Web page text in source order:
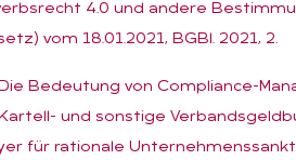
4.0 und andere
vom 18.01.2021, BGBl. 2021, 2.
Bedeutung von Compliance-
und sonstige
für rationale